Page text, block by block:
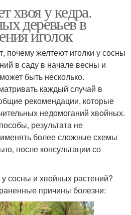
хвоя у кедра.
деревьев в
иголок
почему желтеют иголки у сосны
в саду в начале весны и
быть несколько.
каждый случай в
рекомендации, которые
недомоганий хвойных.
результата не
более сложные схемы
после консультации со
сосны и хвойных растений?
причины болезни: